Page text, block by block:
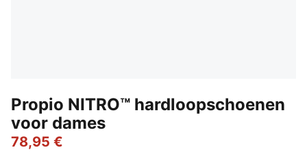
Propio NITRO™ hardloopschoenen
voor dames
78,95 €